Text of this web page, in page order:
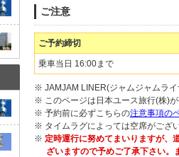
ご注意
ご予約締切
乗車当日 16:00まで
※ JAMJAM LINER(ジャムジャムライ
※ このページは日本ユース旅行(株)
※ 予約前に必ずこちらの注意事項の
※ タイムラグによっては空席がござ
※ 定時運行に努めてまいりますが、
ざいますので予めご了承下さい。